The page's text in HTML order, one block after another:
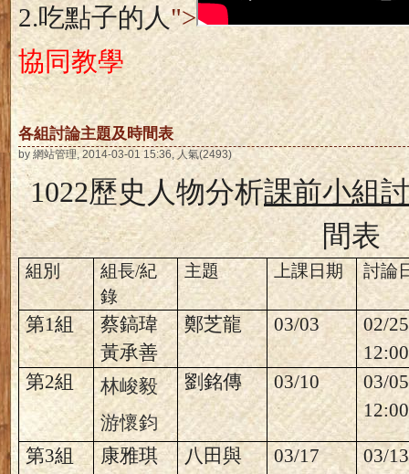
2.吃點子的人">
協同教學
各組討論主題及時間表
by 網站管理, 2014-03-01 15:36, 人氣(2493)
1022歷史人物分析課前小組
間表
組別 組長/紀
錄
主題 上課日期 討論
第1組
蔡鎬瑋
黃承善
鄭芝龍 03/03
02/25
第2組
林峻毅
游懷鈞
劉銘傳 03/10
03/05
第3組
康雅琪
八田與
03/17
03/13